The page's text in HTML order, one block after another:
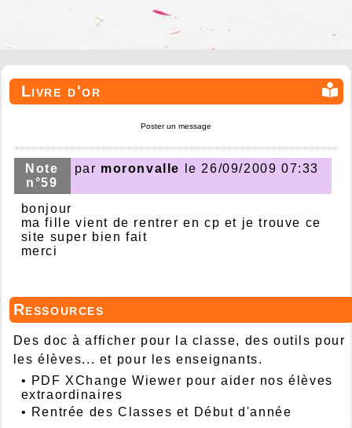
Livre d'or
Poster un message
Note
n°59
par moronvalle le 26/09/2009 07:33
bonjour
ma fille vient de rentrer en cp et je trouve ce
site super bien fait
merci
Ressources
Des doc à afficher pour la classe, des outils pour
les élèves... et pour les enseignants.
• PDF XChange Wiewer pour aider nos élèves
extraordinaires
• Rentrée des Classes et Début d'année